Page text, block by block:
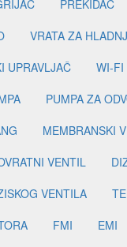
PREKIDAČ
VRATA ZA
UPRAVLJAČ
WI-FI
PUMPA ZA
MEMBRANSKI
VENTIL
VENTILA
FMI EMI